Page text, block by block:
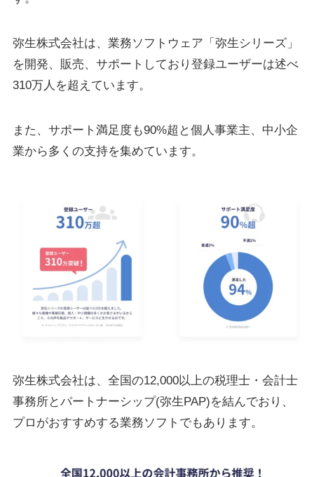
弥生株式会社は、業務ソフトウェア「弥生シリーズ」
を開発、販売、サポートしており登録ユーザーは述べ
310万人を超えています。
また、サポート満足度も90%超と個人事業主、中小企
業から多くの支持を集めています。
弥生株式会社は、全国の12,000以上の税理士・会計士
事務所とパートナーシップ(弥生PAP)を結んでおり、
プロがおすすめする業務ソフトでもあります。